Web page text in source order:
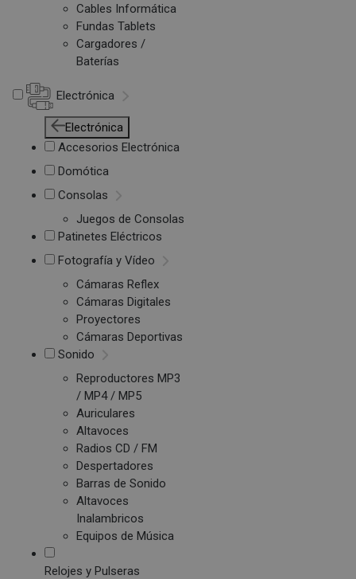
Cables Informática
Fundas Tablets
Cargadores /
Baterías
Electrónica
Electrónica
Accesorios Electrónica
Domótica
Consolas
Juegos de Consolas
Patinetes Eléctricos
Fotografía y Vídeo
Cámaras Reflex
Cámaras Digitales
Proyectores
Cámaras Deportivas
Sonido
Reproductores MP3
/ MP4 / MP5
Auriculares
Altavoces
Radios CD / FM
Despertadores
Barras de Sonido
Altavoces
Inalambricos
Equipos de Música
Relojes y Pulseras